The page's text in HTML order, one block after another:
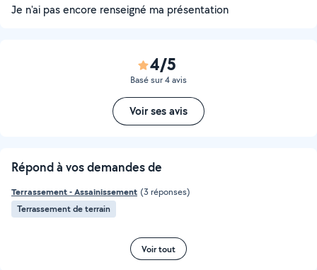
Je n'ai pas encore renseigné ma présentation
4/5
Basé sur 4 avis
Voir ses avis
Répond à vos demandes de
Terrassement - Assainissement (3 réponses)
Terrassement de terrain
Voir tout